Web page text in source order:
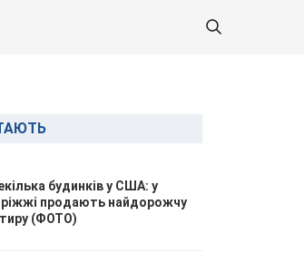
будинків у США: у
продають найдорожчу
(ФОТО)